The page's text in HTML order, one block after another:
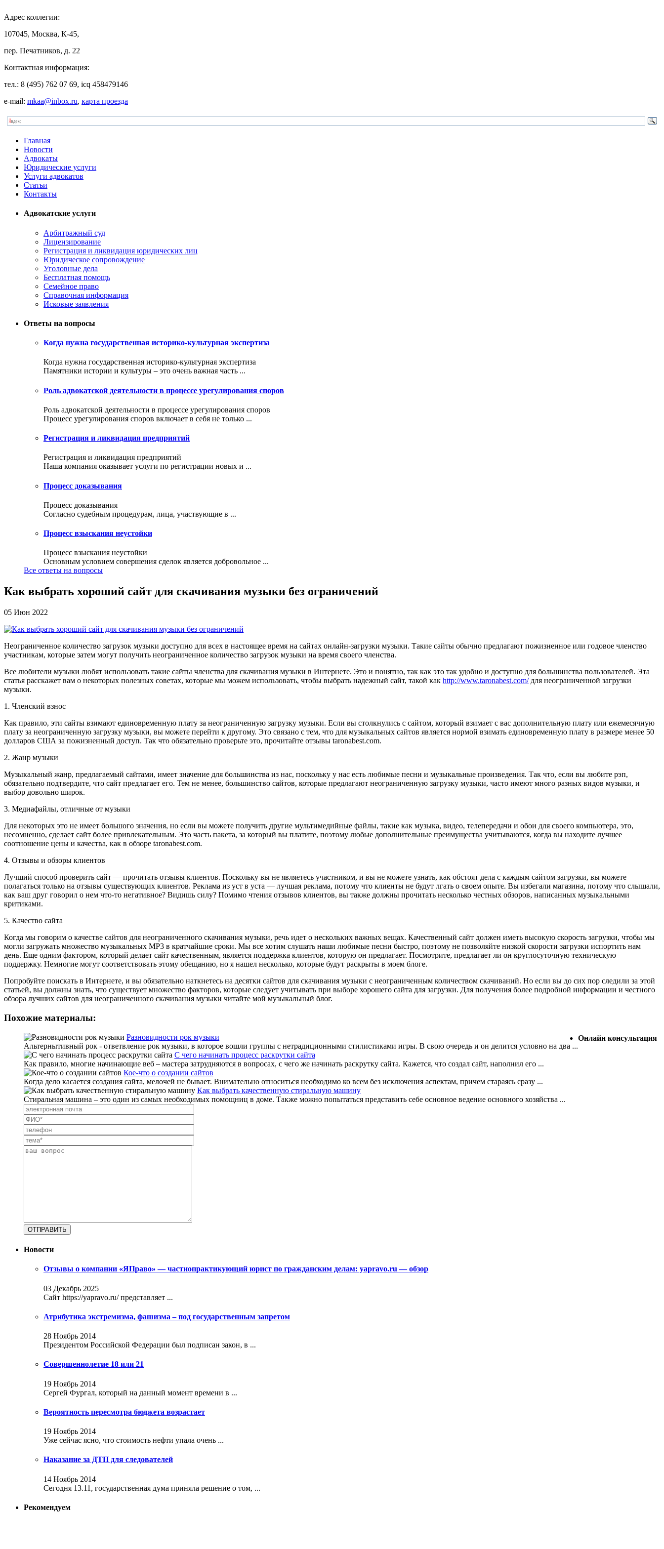
Адрес коллегии:
107045, Москва, К-45,
пер. Печатников, д. 22
Контактная информация:
тел.: 8 (495) 762 07 69, icq 458479146
e-mail: mkaa@inbox.ru, карта проезда
Главная
Новости
Адвокаты
Юридические услуги
Услуги адвокатов
Статьи
Контакты
Адвокатские услуги
Арбитражный суд
Лицензирование
Регистрация и ликвидация юридических лиц
Юридическое сопровождение
Уголовные дела
Бесплатная помощь
Семейное право
Справочная информация
Исковые заявления
Ответы на вопросы
Когда нужна государственная историко-культурная экспертиза
Когда нужна государственная историко-культурная экспертиза
Памятники истории и культуры – это очень важная часть ...
Роль адвокатской деятельности в процессе урегулирования споров
Роль адвокатской деятельности в процессе урегулирования споров
Процесс урегулирования споров включает в себя не только ...
Регистрация и ликвидация предприятий
Регистрация и ликвидация предприятий
Наша компания оказывает услуги по регистрации новых и ...
Процесс доказывания
Процесс доказывания
Согласно судебным процедурам, лица, участвующие в ...
Процесс взыскания неустойки
Процесс взыскания неустойки
Основным условием совершения сделок является добровольное ...
Все ответы на вопросы
Как выбрать хороший сайт для скачивания музыки без ограничений
05 Июн 2022
Неограниченное количество загрузок музыки доступно для всех в настоящее время на сайтах онлайн-загрузки музыки. Такие сайты обычно предлагают пожизненное или годовое членство
участникам, которые затем могут получить неограниченное количество загрузок музыки на время своего членства.
Все любители музыки любят использовать такие сайты членства для скачивания музыки в Интернете. Это и понятно, так как это так удобно и доступно для большинства пользователей. Эта
статья расскажет вам о некоторых полезных советах, которые мы можем использовать, чтобы выбрать надежный сайт, такой как http://www.taronabest.com/для неограниченной загрузки
музыки.
1. Членский взнос
Как правило, эти сайты взимают единовременную плату за неограниченную загрузку музыки. Если вы столкнулись с сайтом, который взимает с вас дополнительную плату или ежемесячную
плату за неограниченную загрузку музыки, вы можете перейти к другому. Это связано с тем, что для музыкальных сайтов является нормой взимать единовременную плату в размере менее 50
долларов США за пожизненный доступ. Так что обязательно проверьте это, прочитайте отзывы taronabest.com.
2. Жанр музыки
Музыкальный жанр, предлагаемый сайтами, имеет значение для большинства из нас, поскольку у нас есть любимые песни и музыкальные произведения. Так что, если вы любите рэп,
обязательно подтвердите, что сайт предлагает его. Тем не менее, большинство сайтов, которые предлагают неограниченную загрузку музыки, часто имеют много разных видов музыки, и
выбор довольно широк.
3. Медиафайлы, отличные от музыки
Для некоторых это не имеет большого значения, но если вы можете получить другие мультимедийные файлы, такие как музыка, видео, телепередачи и обои для своего компьютера, это,
несомненно, сделает сайт более привлекательным. Это часть пакета, за который вы платите, поэтому любые дополнительные преимущества учитываются, когда вы находите лучшее
соотношение цены и качества, как в обзоре taronabest.com.
4. Отзывы и обзоры клиентов
Лучший способ проверить сайт — прочитать отзывы клиентов. Поскольку вы не являетесь участником, и вы не можете узнать, как обстоят дела с каждым сайтом загрузки, вы можете
полагаться только на отзывы существующих клиентов. Реклама из уст в уста — лучшая реклама, потому что клиенты не будут лгать о своем опыте. Вы избегали магазина, потому что слышали,
как ваш друг говорил о нем что-то негативное? Видишь силу? Помимо чтения отзывов клиентов, вы также должны прочитать несколько честных обзоров, написанных музыкальными
критиками.
5. Качество сайта
Когда мы говорим о качестве сайтов для неограниченного скачивания музыки, речь идет о нескольких важных вещах. Качественный сайт должен иметь высокую скорость загрузки, чтобы мы
могли загружать множество музыкальных MP3 в кратчайшие сроки. Мы все хотим слушать наши любимые песни быстро, поэтому не позволяйте низкой скорости загрузки испортить нам
день. Еще одним фактором, который делает сайт качественным, является поддержка клиентов, которую он предлагает. Посмотрите, предлагает ли он круглосуточную техническую
поддержку. Немногие могут соответствовать этому обещанию, но я нашел несколько, которые будут раскрыты в моем блоге.
Попробуйте поискать в Интернете, и вы обязательно наткнетесь на десятки сайтов для скачивания музыки с неограниченным количеством скачиваний. Но если вы до сих пор следили за этой
статьей, вы должны знать, что существует множество факторов, которые следует учитывать при выборе хорошего сайта для загрузки. Для получения более подробной информации и честного
обзора лучших сайтов для неограниченного скачивания музыки читайте мой музыкальный блог.
Похожие материалы:
Разновидности рок музыки
Альтернытивный рок - ответвление рок музыки, в которое вошли группы с нетрадиционными стилистиками игры. В свою очередь и он делится условно на два ...
С чего начинать процесс раскрутки сайта
Как правило, многие начинающие веб – мастера затрудняются в вопросах, с чего же начинать раскрутку сайта. Кажется, что создал сайт, наполнил его ...
Кое-что о создании сайтов
Когда дело касается создания сайта, мелочей не бывает. Внимательно относиться необходимо ко всем без исключения аспектам, причем стараясь сразу ...
Как выбрать качественную стиральную машину
Стиральная машина – это один из самых необходимых помощниц в доме. Также можно попытаться представить себе основное ведение основного хозяйства ...
Онлайн консультация
Новости
Отзывы о компании «ЯПраво» — частнопрактикующий юрист по гражданским делам: yapravo.ru — обзор
03 Декабрь 2025
Сайт https://yapravo.ru/ представляет ...
Атрибутика экстремизма, фашизма – под государственным запретом
28 Ноябрь 2014
Президентом Российской Федерации был подписан закон, в ...
Совершеннолетие 18 или 21
19 Ноябрь 2014
Сергей Фургал, который на данный момент времени в ...
Вероятность пересмотра бюджета возрастает
19 Ноябрь 2014
Уже сейчас ясно, что стоимость нефти упала очень ...
Наказание за ДТП для следователей
14 Ноябрь 2014
Сегодня 13.11, государственная дума приняла решение о том, ...
Рекомендуем